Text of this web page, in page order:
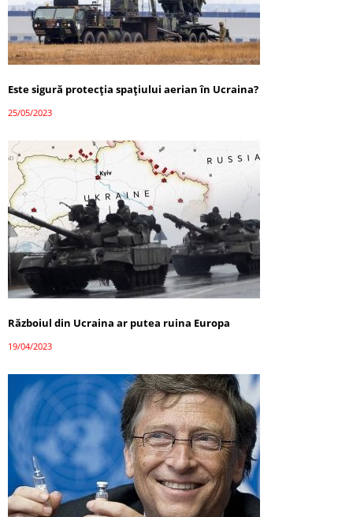
Este sigură protecția spațiului aerian în Ucraina?
25/05/2023
Războiul din Ucraina ar putea ruina Europa
19/04/2023